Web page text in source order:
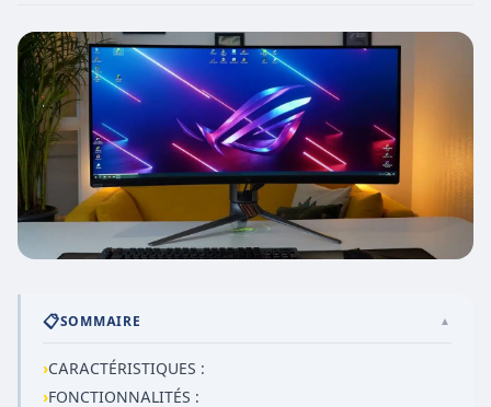
📋SOMMAIRE ▲
›CARACTÉRISTIQUES :
›FONCTIONNALITÉS :